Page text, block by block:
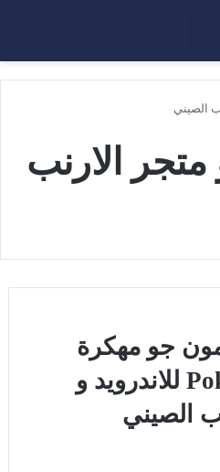
الصيني
الارنب
جو مهكرة
2026 Pokemon Go للاندرويد و
الصيني